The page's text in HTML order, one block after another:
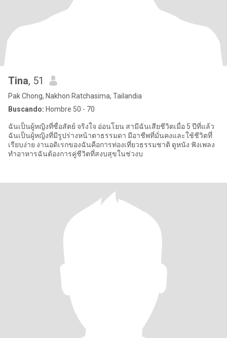
Tina, 51
Pak Chong, Nakhon Ratchasima, Tailandia
Buscando: Hombre 50 - 70
ฉันเป็นผู้หญิงที่ซื่อสัตย์ จริงใจ อ่อนโยน สามีฉันเสียชีวิตเมื่อ 5 ปีที่แล้ว
ฉันเป็นผู้หญิงที่มีรูปร่างหน้าตาธรรมดา มีอาชีพที่มั่นคงและใช้ชีวิตทึ่
เรียบง่าย งานอดิเรกของฉันคือการท่องเที่ยวธรรมชาติ ดูหนัง ฟังเพลง
ทำอาหารฉันต้องการคู่ชีวิตที่สงบสุขในช่วงบ